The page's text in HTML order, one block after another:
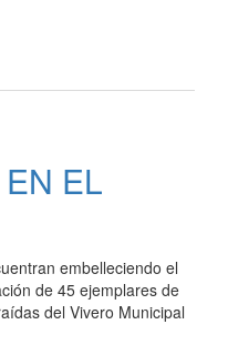
EL
embelleciendo el
de 45 ejemplares de
del Vivero Municipal